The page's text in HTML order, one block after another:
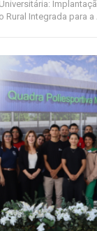
Rural Integrada para